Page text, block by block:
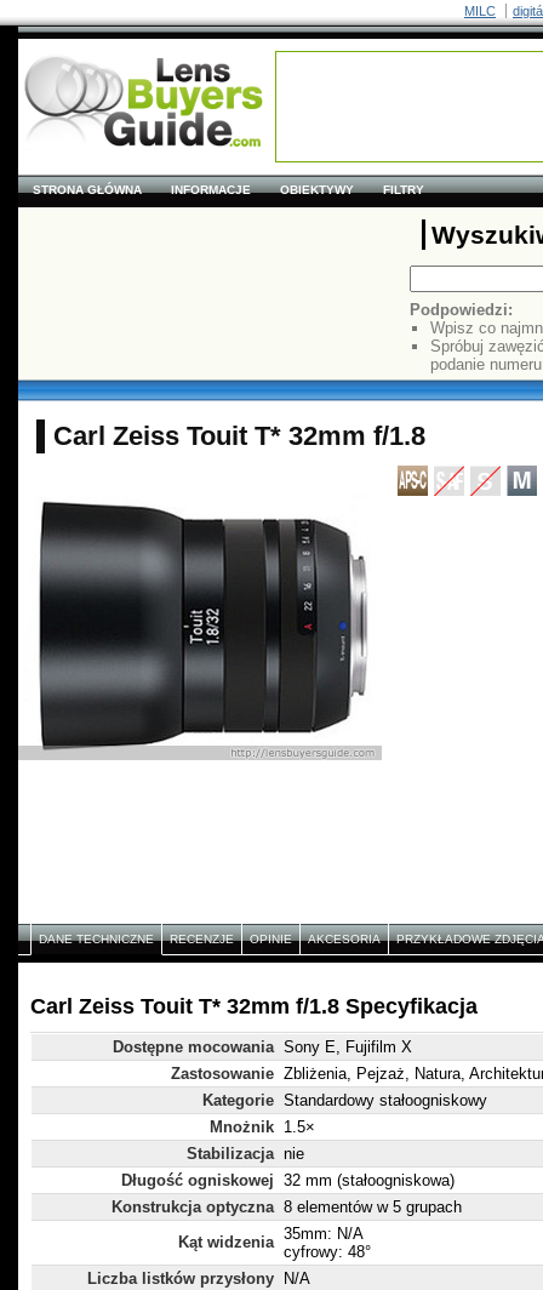
MILC
STRONA GŁÓWNA INFORMACJE OBIEKTYWY FILTRY
Podpowiedzi:
Wpisz co
Spróbuj
podanie
Carl Zeiss Touit T* 32mm f/1.8
DANE TECHNICZNE RECENZJE OPINIE AKCESORIA PRZYKŁADOWE
Carl Zeiss Touit T* 32mm f/1.8 Specyfikacja
Dostępne mocowania Sony E, Fujifilm X
Zastosowanie Zbliżenia, Pejzaż, Natura,
Kategorie Standardowy stałoogniskowy
Mnożnik 1.5×
Stabilizacja nie
Długość ogniskowej 32 mm (stałoogniskowa)
Konstrukcja optyczna 8 elementów w 5 grupach
Kąt widzenia 35mm: N/A
cyfrowy: 48°
Liczba listków przysłony
N/A